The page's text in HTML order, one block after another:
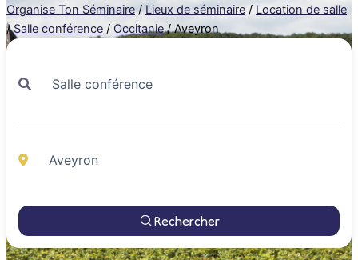
Organise Ton Séminaire / Lieux de séminaire / Location de salle
/ Salle conférence / Occitanie / Aveyron
Rechercher